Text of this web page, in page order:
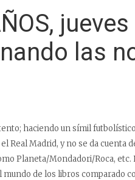
las
haciendo un símil
Real Madrid, y no se da cuenta
Planeta/Mondadori/Roca, etc.
de los libros comparado